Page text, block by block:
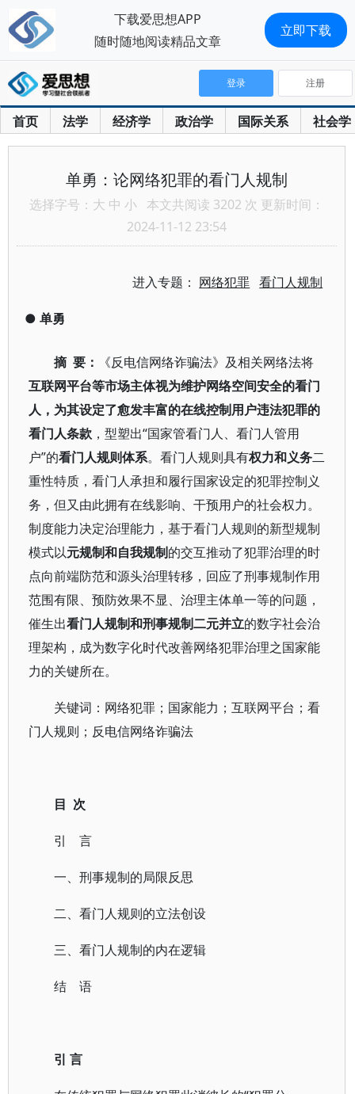
首页 法学 经济学 政治学 国际关系 社会学
登录 注册
单勇：论网络犯罪的看门人规制
选择字号： 大 中 小 本文共阅读 3202 次 更新时间：
2024-11-12 23:54
进入专题： 网络犯罪 看门人规制
● 单勇
摘 要：
《反电信网络诈骗法》及相关网络法将
互联网平台等市场主体视为维护网络空间安全的看门
人，为其设定了愈发丰富的在线控制用户违法犯罪的
看门人条款 ，型塑出“国家管看门人、看门人管用
户”的看门人规则体系。看门人规则具有权力和义务二
重性特质，看门人承担和履行国家设定的犯罪控制义
务，但又由此拥有在线影响、干预用户的社会权力。
制度能力决定治理能力，基于看门人规则的新型规制
模式以元规制和自我规制的交互推动了犯罪治理的时
点向前端防范和源头治理转移，回应了刑事规制作用
范围有限、预防效果不显、治理主体单一等的问题，
催生出看门人规制和刑事规制二元并立的数字社会治
理架构，成为数字化时代改善网络犯罪治理之国家能
力的关键所在。
关键词：网络犯罪；国家能力；互联网平台；看
门人规则；反电信网络诈骗法
目 次
引 言
一、刑事规制的局限反思
二、看门人规则的立法创设
三、看门人规制的内在逻辑
结 语
引 言
下载爱思想APP
随时随地阅读精品文章
立即下载